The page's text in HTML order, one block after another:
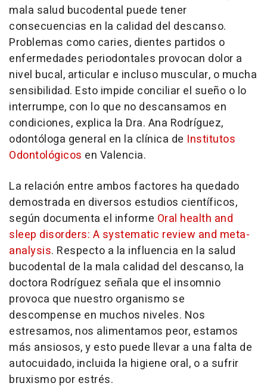
mala salud bucodental puede tener
consecuencias en la calidad del descanso.
Problemas como caries, dientes partidos o
enfermedades periodontales provocan dolor a
nivel bucal, articular e incluso muscular, o mucha
sensibilidad. Esto impide conciliar el sueño o lo
interrumpe, con lo que no descansamos en
condiciones, explica la Dra. Ana Rodríguez,
odontóloga general en la clínica de Institutos
Odontológicos en Valencia.
La relación entre ambos factores ha quedado
demostrada en diversos estudios científicos,
según documenta el informe Oral health and
sleep disorders: A systematic review and meta-
analysis. Respecto a la influencia en la salud
bucodental de la mala calidad del descanso, la
doctora Rodríguez señala que el insomnio
provoca que nuestro organismo se
descompense en muchos niveles. Nos
estresamos, nos alimentamos peor, estamos
más ansiosos, y esto puede llevar a una falta de
autocuidado, incluida la higiene oral, o a sufrir
bruxismo por estrés.